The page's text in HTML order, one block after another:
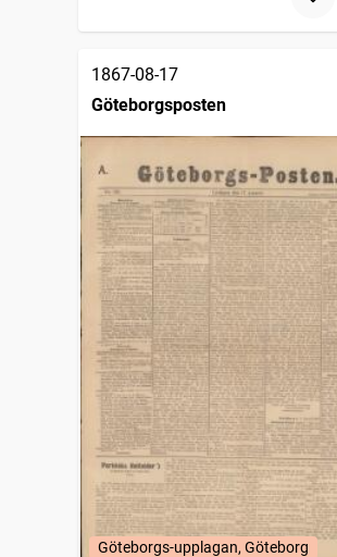
1867-08-17
Göteborgsposten
Göteborgs-upplagan, Göteborg